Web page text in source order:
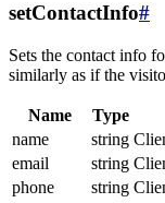
setContactInfo#
Sets the contact info
similarly as if the
Name Type
name
string
email
string
phone
string